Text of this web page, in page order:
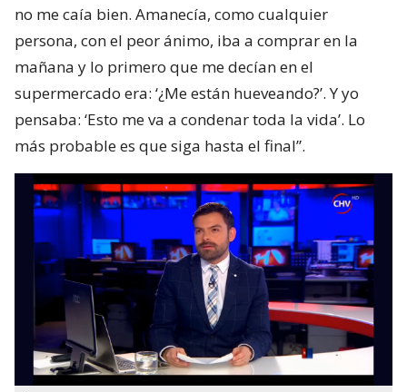
no me caía bien. Amanecía, como cualquier
persona, con el peor ánimo, iba a comprar en la
mañana y lo primero que me decían en el
supermercado era: ‘¿Me están hueveando?’. Y yo
pensaba: ‘Esto me va a condenar toda la vida’. Lo
más probable es que siga hasta el final”.